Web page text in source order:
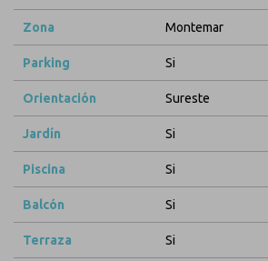
Zona Montemar
Parking Si
Orientación Sureste
Jardín Si
Piscina Si
Balcón Si
Terraza Si